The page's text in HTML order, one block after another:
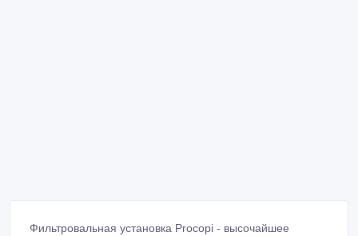
Фильтровальная установка Procopi - высочайшее